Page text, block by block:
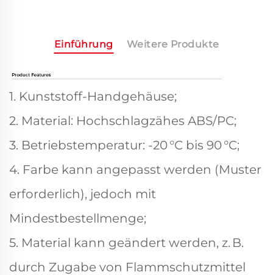
Einführung Weitere Produkte
1. Kunststoff-Handgehäuse;
2. Material: Hochschlagzähes ABS/PC;
3. Betriebstemperatur: -20 °C bis 90 °C;
4. Farbe kann angepasst werden (Muster
erforderlich), jedoch mit
Mindestbestellmenge;
5. Material kann geändert werden, z. B.
durch Zugabe von Flammschutzmittel